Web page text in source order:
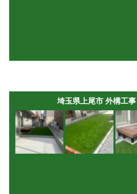
埼玉県上尾市 外構工